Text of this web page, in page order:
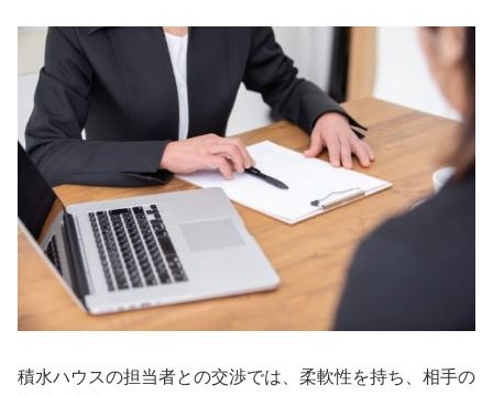
積水ハウスの担当者との交渉では、柔軟性を持ち、相手の